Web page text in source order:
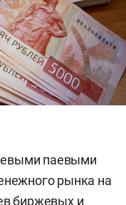
паевыми
рынка на
биржевых и